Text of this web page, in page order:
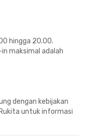
hingga 20.00.
maksimal adalah
dengan kebijakan
untuk informasi